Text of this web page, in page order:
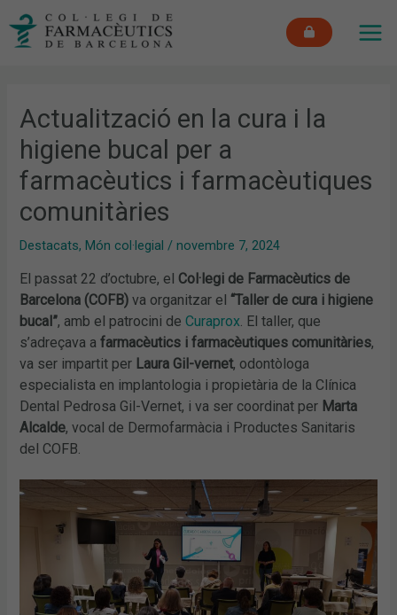
Actualització en la cura i la
higiene bucal per a
farmacèutics i farmacèutiques
comunitàries
Destacats, Món col·legial /novembre 7, 2024
El passat 22 d’octubre, el Col·legi de Farmacèutics de
Barcelona (COFB)va organitzar el “Taller de cura i higiene
bucal”, amb el patrocini deCuraprox. El taller, que
s’adreçava afarmacèutics i farmacèutiques comunitàries,
va ser impartit per Laura Gil-vernet, odontòloga
especialista en implantologia i propietària de la Clínica
Dental Pedrosa Gil-Vernet, i va ser coordinat per Marta
Alcalde, vocal de Dermofarmàcia i Productes Sanitaris
del COFB.